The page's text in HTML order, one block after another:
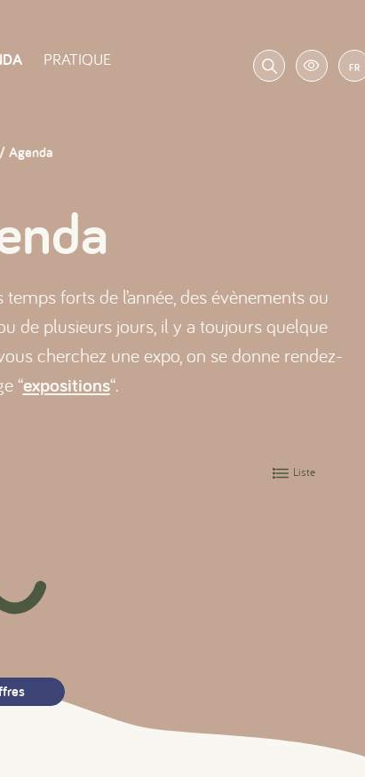
PRATIQUE FR
/ Agenda
forts de l’année, des évènements ou
de plusieurs jours, il y a toujours quelque
cherchez une expo, on se donne rendez-
“expositions“.
Liste